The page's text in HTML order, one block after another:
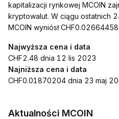
kapitalizacji rynkowej MCOIN
kryptowalut. W ciągu ostatnich
MCOIN wyniósł
Najwyższa cena i data
CHF2.48 dnia 12 lis 2023
Najniższa cena i data
CHF0.01870204 dnia 23 maj
Aktualności MCOIN